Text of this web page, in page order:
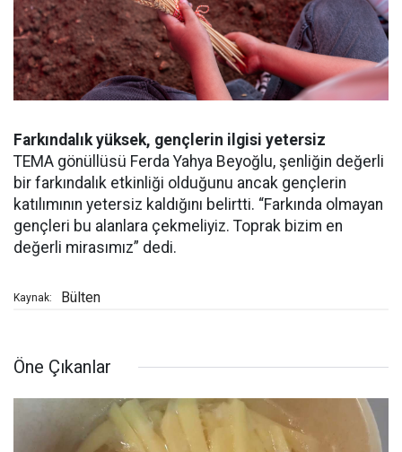
Farkındalık yüksek, gençlerin ilgisi yetersiz
TEMA gönüllüsü Ferda Yahya Beyoğlu, şenliğin değerli
bir farkındalık etkinliği olduğunu ancak gençlerin
katılımının yetersiz kaldığını belirtti. “Farkında olmayan
gençleri bu alanlara çekmeliyiz. Toprak bizim en
değerli mirasımız” dedi.
Kaynak: Bülten
Öne Çıkanlar